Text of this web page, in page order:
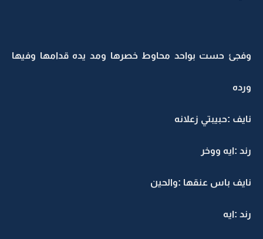
وفجئ حست بواحد محاوط خصرها ومد يده قدامها وفيها
ورده
نايف :حبيبتي زعلانه
رند :ايه ووخر
نايف باس عنقها :والحين
رند :ايه